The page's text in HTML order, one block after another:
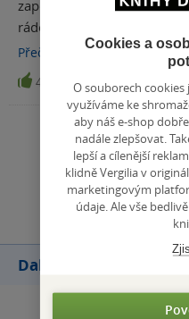
zapomíná. Bylo
rádo otvírá, protože to je
ta pole neoraná, ta tvrdě
můžete pochválit, ta, na
jejich přítomnost často
problém mnoha srdcí.
informace z těchto karet
nežiji ten naučený koncept
jsou opravdu od srdce.
Přečíst
4
Zobrazit
Další knihy autora
Cookies a
O souborech cookies
využíváme ke
aby náš e-shop
nadále zlepšovat.
lepší a cílenější
klidně Vergilia v
marketingovým
údaje. Ale vše